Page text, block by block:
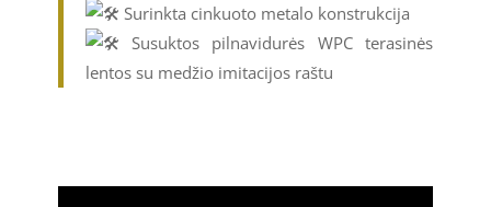
Surinkta cinkuoto metalo konstrukcija
Susuktos pilnavidurės WPC terasinės
lentos su medžio imitacijos raštu